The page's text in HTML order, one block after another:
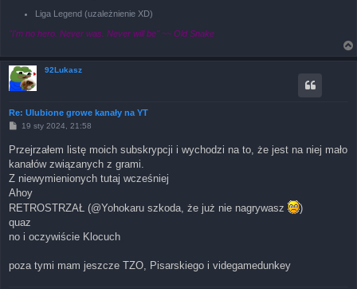
Liga Legend (uzależnienie XD)
"I'm no hero. Never was. Never will be" ~~ Old Snake
92Lukasz
Re: Ulubione growe kanały na YT
P
t
19 sty 2024, 21:58
Przejrzałem listę moich subskrypcji i wychodzi na to, że jest na niej mało
kanałów związanych z grami.
Z niewymienionych tutaj wcześniej
Ahoy
RETROSTRZAŁ (@Yohokaru szkoda, że już nie nagrywasz
)
quaz
no i oczywiście Klocuch
poza tymi mam jeszcze TZO, Pisarskiego i videgamedunkey